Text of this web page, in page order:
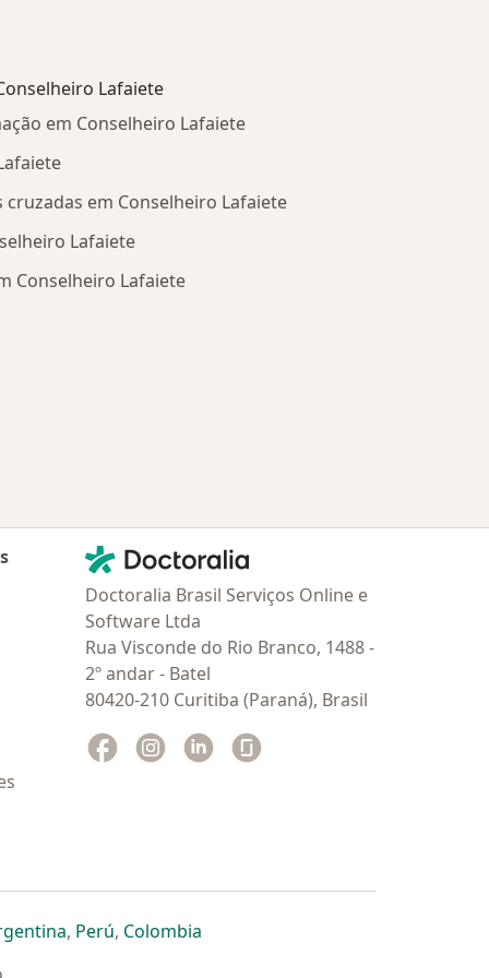
Lafaiete
em Conselheiro Lafaiete
em Conselheiro Lafaiete
Lafaiete
Conselheiro Lafaiete
Contato
Doctoralia - Homepage
Doctoralia Brasil Serviços Online e
Software Ltda
Rua Visconde do Rio Branco, 1488 -
2º andar - Batel
80420-210 Curitiba (Paraná), Brasil
Facebook
abre num novo separador
Instagram
abre num novo separador
Linkedin
abre num novo separador
separador
num novo separador
abre num novo separador
, Perúabre num novo separador
, Colombiaabre num novo separador